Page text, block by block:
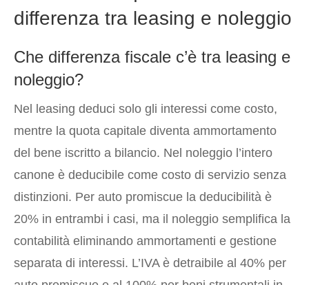
differenza tra leasing e noleggio
Che differenza fiscale c’è tra leasing e
noleggio?
Nel leasing deduci solo gli interessi come costo,
mentre la quota capitale diventa ammortamento
del bene iscritto a bilancio. Nel noleggio l’intero
canone è deducibile come costo di servizio senza
distinzioni. Per auto promiscue la deducibilità è
20% in entrambi i casi, ma il noleggio semplifica la
contabilità eliminando ammortamenti e gestione
separata di interessi. L’IVA è detraibile al 40% per